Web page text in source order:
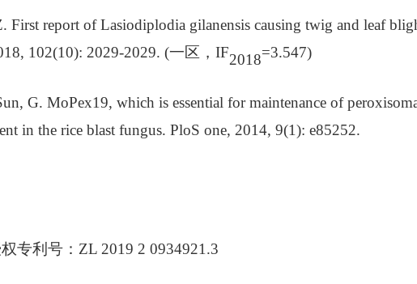
report of Lasiodiplodia gilanensis causing twig and leaf
102(10): 2029-2029. (一区， IF2018=3.547)
G. MoPex19, which is essential for maintenance of
in the rice blast fungus. PloS one, 2014, 9(1): e85252.
专利号： ZL 2019 2 0934921.3